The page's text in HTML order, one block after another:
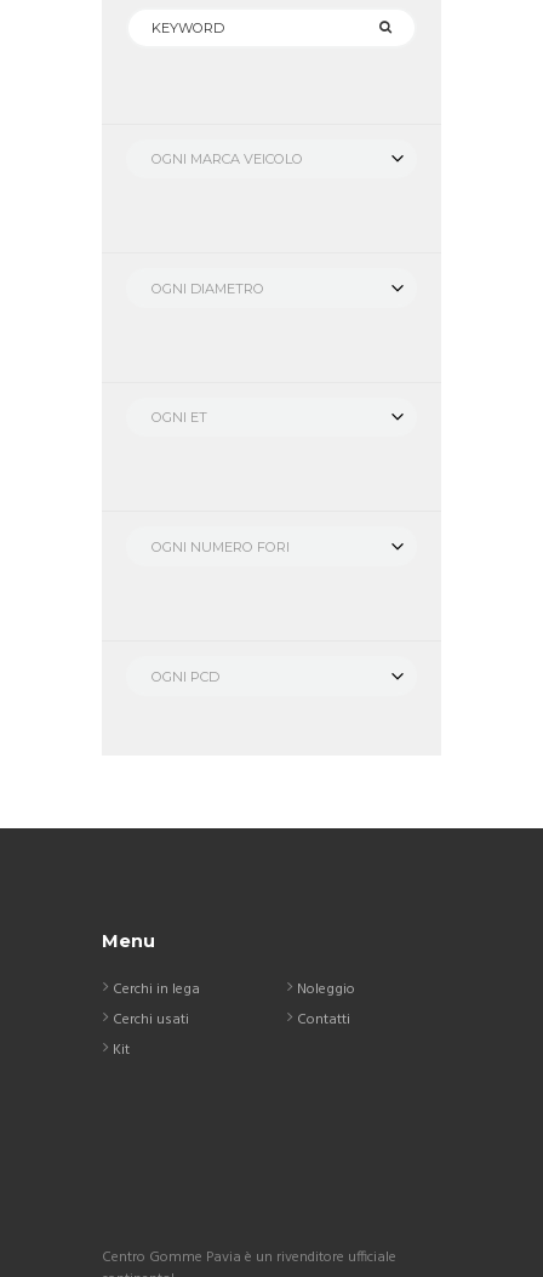
OGNI MARCA VEICOLO
OGNI DIAMETRO
OGNI ET
OGNI NUMERO FORI
OGNI PCD
Menu
Cerchi in lega
Cerchi usati
Kit
Noleggio
Contatti
Centro Gomme Pavia è un rivenditore ufficiale